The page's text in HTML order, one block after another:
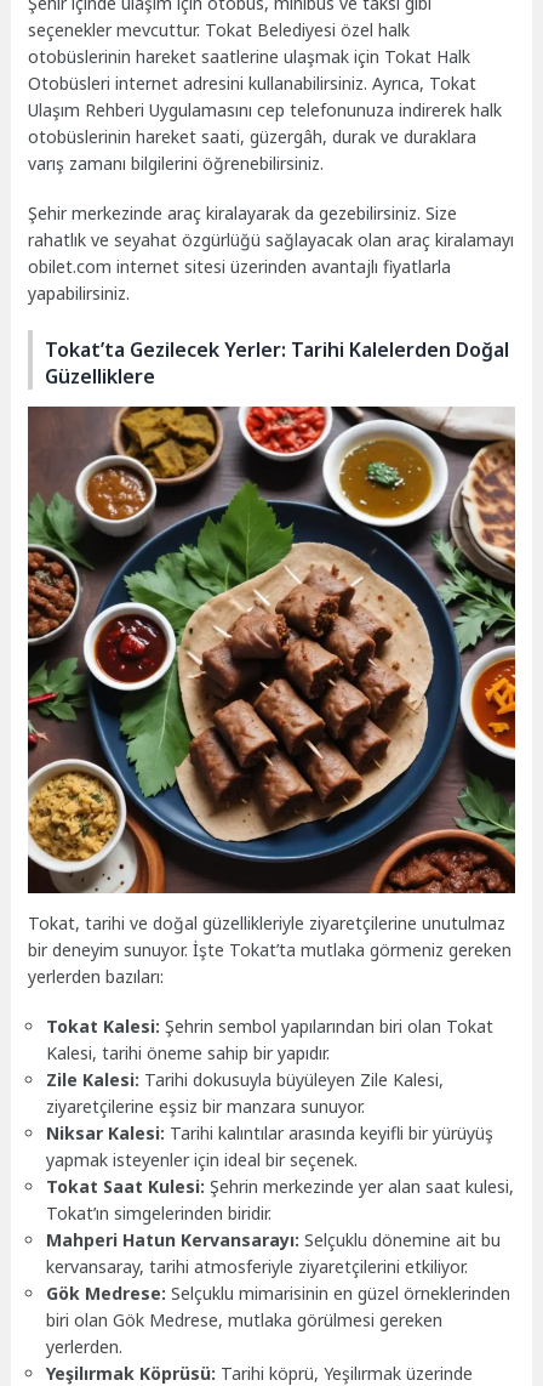
seçenekler mevcuttur. Tokat Belediyesi özel halk
otobüslerinin hareket saatlerine ulaşmak için Tokat Halk
Otobüsleri internet adresini kullanabilirsiniz. Ayrıca, Tokat
Ulaşım Rehberi Uygulamasını cep telefonunuza indirerek halk
otobüslerinin hareket saati, güzergâh, durak ve duraklara
varış zamanı bilgilerini öğrenebilirsiniz.
Şehir merkezinde araç kiralayarak da gezebilirsiniz. Size
rahatlık ve seyahat özgürlüğü sağlayacak olan araç kiralamayı
obilet.com internet sitesi üzerinden avantajlı fiyatlarla
yapabilirsiniz.
Tokat’ta Gezilecek Yerler: Tarihi Kalelerden Doğal
Güzelliklere
Tokat, tarihi ve doğal güzellikleriyle ziyaretçilerine unutulmaz
bir deneyim sunuyor. İşte Tokat’ta mutlaka görmeniz gereken
yerlerden bazıları:
Tokat Kalesi: Şehrin sembol yapılarından biri olan Tokat
Kalesi, tarihi öneme sahip bir yapıdır.
Zile Kalesi: Tarihi dokusuyla büyüleyen Zile Kalesi,
ziyaretçilerine eşsiz bir manzara sunuyor.
Niksar Kalesi: Tarihi kalıntılar arasında keyifli bir yürüyüş
yapmak isteyenler için ideal bir seçenek.
Tokat Saat Kulesi: Şehrin merkezinde yer alan saat kulesi,
Tokat’ın simgelerinden biridir.
Mahperi Hatun Kervansarayı: Selçuklu dönemine ait bu
kervansaray, tarihi atmosferiyle ziyaretçilerini etkiliyor.
Gök Medrese: Selçuklu mimarisinin en güzel örneklerinden
biri olan Gök Medrese, mutlaka görülmesi gereken
yerlerden.
Yeşilırmak Köprüsü: Tarihi köprü, Yeşilırmak üzerinde